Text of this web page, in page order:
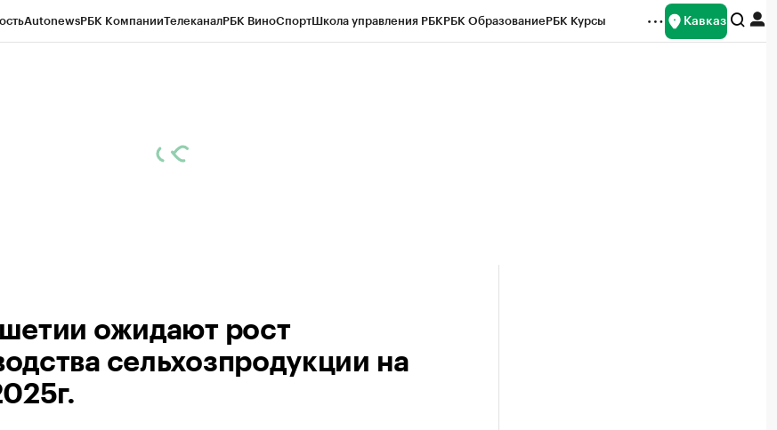
AutonewsРБК КомпанииТелеканалРБК ВиноСпортШкола управления РБКРБК ОбразованиеРБК Курсы Кавказ
ожидают рост
сельхозпродукции на